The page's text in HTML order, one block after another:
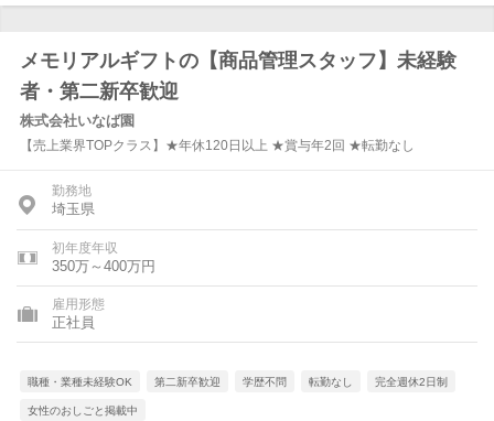
メモリアルギフトの【商品管理スタッフ】未経験
者・第二新卒歓迎
株式会社いなば園
【売上業界TOPクラス】★年休120日以上 ★賞与年2回 ★転勤なし
勤務地
埼玉県
初年度年収
350万～400万円
雇用形態
正社員
職種・業種未経験OK 第二新卒歓迎 学歴不問 転勤なし 完全週休2日制
女性のおしごと掲載中